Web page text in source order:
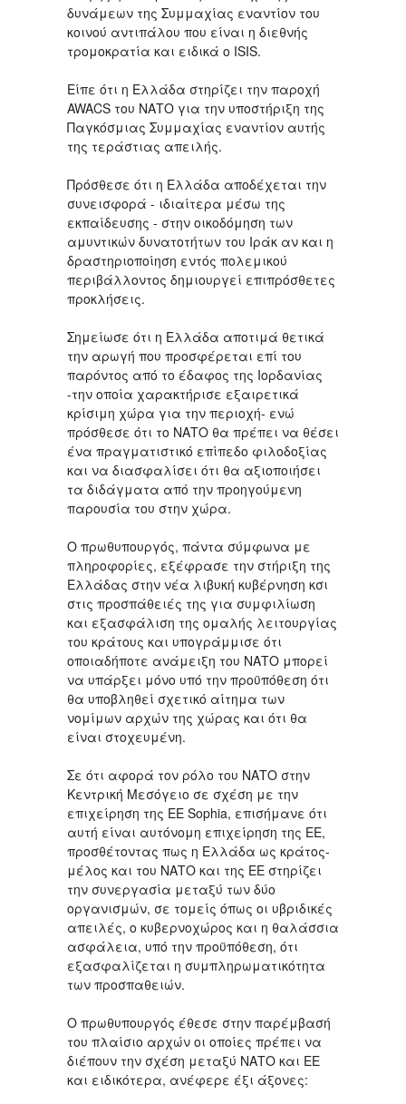
δυνάμεων της Συμμαχίας εναντίον του
κοινού αντιπάλου που είναι η διεθνής
τρομοκρατία και ειδικά ο ISIS.
Είπε ότι η Ελλάδα στηρίζει την παροχή
AWACS του ΝΑΤΟ για την υποστήριξη της
Παγκόσμιας Συμμαχίας εναντίον αυτής
της τεράστιας απειλής.
Πρόσθεσε ότι η Ελλάδα αποδέχεται την
συνεισφορά - ιδιαίτερα μέσω της
εκπαίδευσης - στην οικοδόμηση των
αμυντικών δυνατοτήτων του Ιράκ αν και η
δραστηριοποίηση εντός πολεμικού
περιβάλλοντος δημιουργεί επιπρόσθετες
προκλήσεις.
Σημείωσε ότι η Ελλάδα αποτιμά θετικά
την αρωγή που προσφέρεται επί του
παρόντος από το έδαφος της Ιορδανίας
-την οποία χαρακτήρισε εξαιρετικά
κρίσιμη χώρα για την περιοχή- ενώ
πρόσθεσε ότι το ΝΑΤΟ θα πρέπει να θέσει
ένα πραγματιστικό επίπεδο φιλοδοξίας
και να διασφαλίσει ότι θα αξιοποιήσει
τα διδάγματα από την προηγούμενη
παρουσία του στην χώρα.
Ο πρωθυπουργός, πάντα σύμφωνα με
πληροφορίες, εξέφρασε την στήριξη της
Ελλάδας στην νέα λιβυκή κυβέρνηση κσι
στις προσπάθειές της για συμφιλίωση
και εξασφάλιση της ομαλής λειτουργίας
του κράτους και υπογράμμισε ότι
οποιαδήποτε ανάμειξη του ΝΑΤΟ μπορεί
να υπάρξει μόνο υπό την προϋπόθεση ότι
θα υποβληθεί σχετικό αίτημα των
νομίμων αρχών της χώρας και ότι θα
είναι στοχευμένη.
Σε ότι αφορά τον ρόλο του ΝΑΤΟ στην
Κεντρική Μεσόγειο σε σχέση με την
επιχείρηση της ΕΕ Sophia, επισήμανε ότι
αυτή είναι αυτόνομη επιχείρηση της ΕΕ,
προσθέτοντας πως η Ελλάδα ως κράτος-
μέλος και του ΝΑΤΟ και της ΕΕ στηρίζει
την συνεργασία μεταξύ των δύο
οργανισμών, σε τομείς όπως οι υβριδικές
απειλές, ο κυβερνοχώρος και η θαλάσσια
ασφάλεια, υπό την προϋπόθεση, ότι
εξασφαλίζεται η συμπληρωματικότητα
των προσπαθειών.
Ο πρωθυπουργός έθεσε στην παρέμβασή
του πλαίσιο αρχών οι οποίες πρέπει να
διέπουν την σχέση μεταξύ ΝΑΤΟ και ΕΕ
και ειδικότερα, ανέφερε έξι άξονες: